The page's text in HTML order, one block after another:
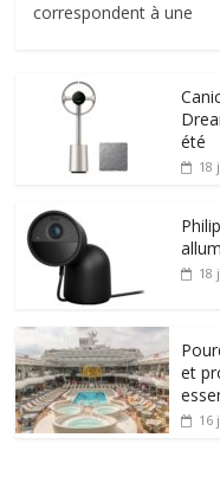
correspondent à une
été
18
18
et
16